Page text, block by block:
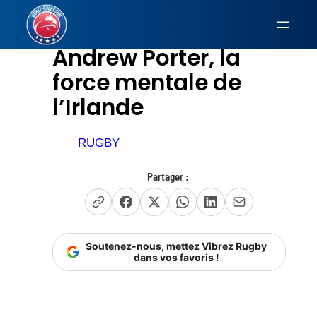
Aller
contenu Andrew Porter, la
force mentale de
l’Irlande
RUGBY
Partager :
Soutenez-nous, mettez Vibrez Rugby
dans vos favoris !